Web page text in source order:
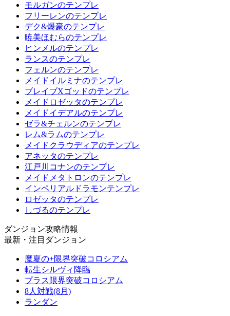
モルガンのテンプレ
フリーレンのテンプレ
デク&爆豪のテンプレ
暁美ほむらのテンプレ
ヒンメルのテンプレ
ランスのテンプレ
フェルンのテンプレ
メイドイルミナのテンプレ
ブレイブXゴッドのテンプレ
メイドロゼッタのテンプレ
メイドイデアルのテンプレ
ゼラ&チェルンのテンプレ
レム&ラムのテンプレ
メイドクラウディアのテンプレ
アネッタのテンプレ
江戸川コナンのテンプレ
メイドメタトロンのテンプレ
インペリアルドラモンテンプレ
ロゼッタのテンプレ
しづるのテンプレ
ダンジョン攻略情報
最新・注目ダンジョン
魔夏の+限界突破コロシアム
転生シルヴィ降臨
プラス限界突破コロシアム
8人対戦(8月)
ランダン